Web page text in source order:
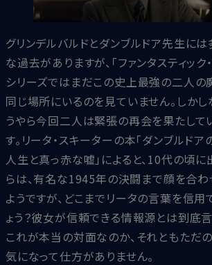
グリンデルバルドとダンブルドア先生に
な過去がありますが、「ファンタスティック
シリーズではまだこの史上最強の二人の
同じ場所にいるのを見ていません。しかし
うやら今回二人は緊張の再会を果たして
す。リータ・スキーターの本「ダンブルド
人生と真っ赤な嘘」によると、10代の頃に
らは、有名な1945年の決闘まで顔を合
ようですが、どこまでリータの言葉を信用
ょう？彼女が信頼できる情報源とは到底言
これが本当の対面なのか、それともただ
気になって仕方がありません。